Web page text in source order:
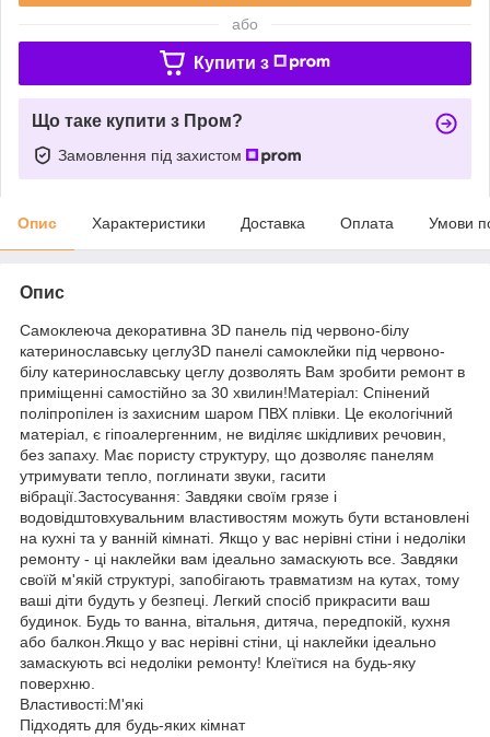
або
Купити з
Що таке купити з Пром?
Замовлення під захистом
Опис Характеристики Доставка Оплата Умови
Опис
Самоклеюча декоративна 3D панель під червоно-білу
катеринославську цеглу3D панелі самоклейки під червоно-
білу катеринославську цеглу дозволять Вам зробити ремонт в
приміщенні самостійно за 30 хвилин!Матеріал: Спінений
поліпропілен із захисним шаром ПВХ плівки. Це екологічний
матеріал, є гіпоалергенним, не виділяє шкідливих речовин,
без запаху. Має пористу структуру, що дозволяє панелям
утримувати тепло, поглинати звуки, гасити
вібрації.Застосування: Завдяки своїм грязе і
водовідштовхувальним властивостям можуть бути встановлені
на кухні та у ванній кімнаті. Якщо у вас нерівні стіни і недоліки
ремонту - ці наклейки вам ідеально замаскують все. Завдяки
своїй м'якій структурі, запобігають травматизм на кутах, тому
ваші діти будуть у безпеці. Легкий спосіб прикрасити ваш
будинок. Будь то ванна, вітальня, дитяча, передпокій, кухня
або балкон.Якщо у вас нерівні стіни, ці наклейки ідеально
замаскують всі недоліки ремонту! Клеїтися на будь-яку
поверхню.
Властивості:М'які
Підходять для будь-яких кімнат